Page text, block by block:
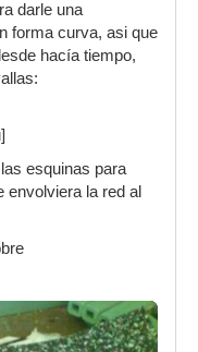
darle una
forma curva, asi que
hacía tiempo,
esquinas para
envolviera la red al